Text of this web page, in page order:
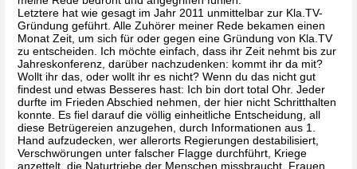
Letztere hat wie gesagt im Jahr 2011 unmittelbar zur Kla.TV-
Gründung geführt. Alle Zuhörer meiner Rede bekamen einen
Monat Zeit, um sich für oder gegen eine Gründung von Kla.TV
zu entscheiden. Ich möchte einfach, dass ihr Zeit nehmt bis zur
Jahreskonferenz, darüber nachzudenken: kommt ihr da mit?
Wollt ihr das, oder wollt ihr es nicht? Wenn du das nicht gut
findest und etwas Besseres hast: Ich bin dort total Ohr. Jeder
durfte im Frieden Abschied nehmen, der hier nicht Schritthalten
konnte. Es fiel darauf die völlig einheitliche Entscheidung, all
diese Betrügereien anzugehen, durch Informationen aus 1.
Hand aufzudecken, wer allerorts Regierungen destabilisiert,
Verschwörungen unter falscher Flagge durchführt, Kriege
anzettelt, die Naturtriebe der Menschen missbraucht, Frauen